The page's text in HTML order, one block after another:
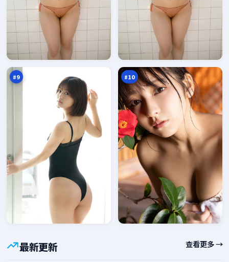
#9
月
岛
94
万
#10
色
击
94
万
最新更新 查看更多 →